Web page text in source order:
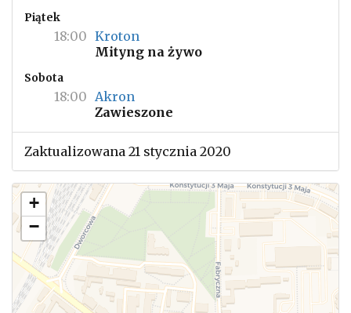
Piątek
18:00 Kroton
Mityng na żywo
Sobota
18:00 Akron
Zawieszone
Zaktualizowana 21 stycznia 2020
+
−